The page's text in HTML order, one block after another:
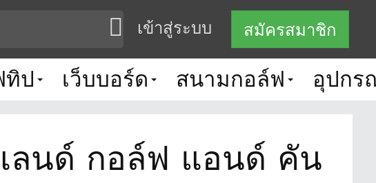
เข้าสู่ระบบ สมัครสมาชิก
ป เว็บบอร์ด สนามกอล์ฟ อุปก
ลนด์ กอล์ฟ แอนด์ คัน